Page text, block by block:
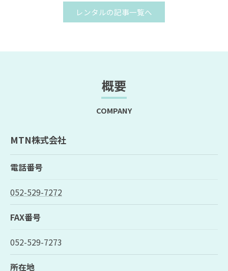
レンタルの記事一覧へ
概要
COMPANY
MTN株式会社
電話番号
052-529-7272
FAX番号
052-529-7273
所在地